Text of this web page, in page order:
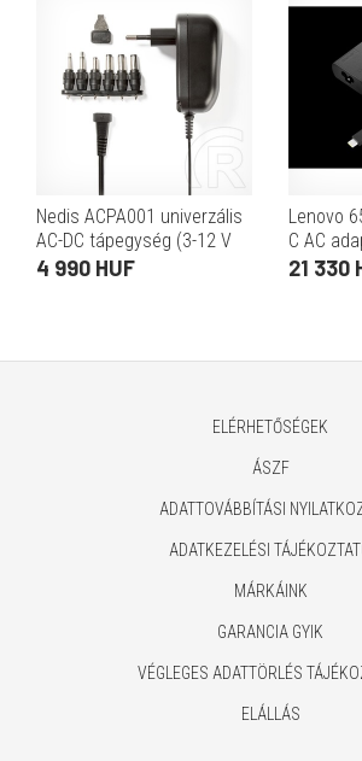
Nedis ACPA001 univerzális
AC-DC tápegység (3-12 V
DC, 12 W, 6 cserélhető
4 990 HUF
Lenovo
C AC
20V/
21 330
ELÉRHETŐSÉGEK
ÁSZF
ADATTOVÁBBÍTÁSI
ADATKEZELÉSI
MÁRKÁINK
GARANCIA GYIK
VÉGLEGES ADATTÖRLÉS
ELÁLLÁS